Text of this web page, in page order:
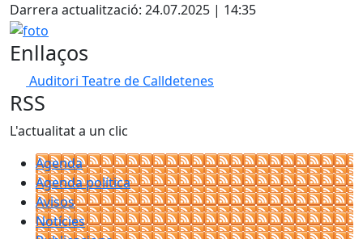
Darrera actualització: 24.07.2025 | 14:35
foto
Enllaços
Auditori Teatre de Calldetenes
RSS
L'actualitat a un clic
Agenda
Agenda política
Avisos
Notícies